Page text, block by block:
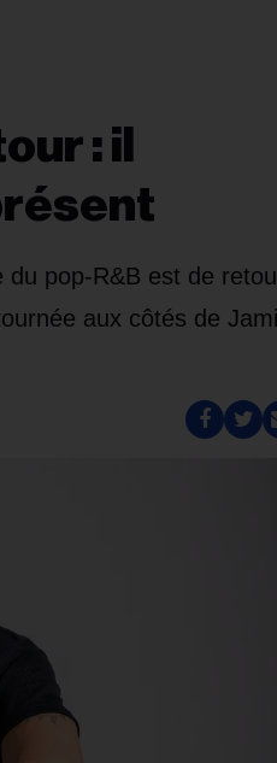
: il
du pop-R&B est de
aux côtés de